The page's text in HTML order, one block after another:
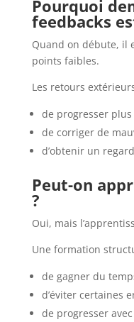
Pourquoi
feedbacks
Quand on débute, il
points faibles.
Les retours
de progresser plus
de corriger de
d’obtenir un
Peut-on
?
Oui, mais
Une formation
de gagner du
d’éviter certaines
de progresser